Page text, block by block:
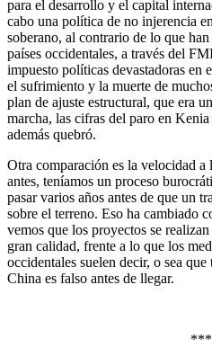
para el desarrollo y el capital
cabo una política de no injerencia
soberano, al contrario de lo que
países occidentales, a través del
impuesto políticas devastadoras en
el sufrimiento y la muerte de
plan de ajuste estructural, que era
marcha, las cifras del paro en
además quebró.
Otra comparación es la velocidad a
antes, teníamos un proceso
pasar varios años antes de que un
sobre el terreno. Eso ha cambiado
vemos que los proyectos se
gran calidad, frente a lo que los
occidentales suelen decir, o sea
China es falso antes de llegar.
***